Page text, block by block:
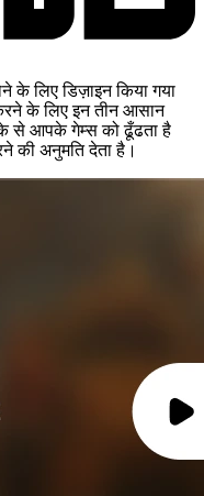
के लिए डिज़ाइन किया गया
के लिए इन तीन आसान
से आपके गेम्स को ढूँढता है
की अनुमति देता है।